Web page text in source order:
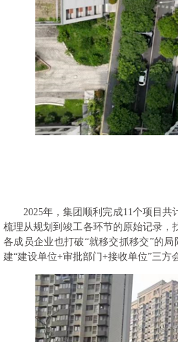
2025年，集团顺利完成11个项目
梳理从规划到竣工各环节的原始记录，
各成员企业也打破“就移交抓移交”的
建“建设单位+审批部门+接收单位”三方